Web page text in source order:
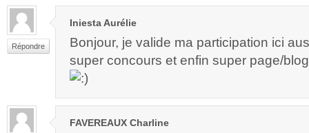
Répondre
Iniesta Aurélie
Bonjour, je valide ma participation ici
super concours et enfin super page/
FAVEREAUX Charline